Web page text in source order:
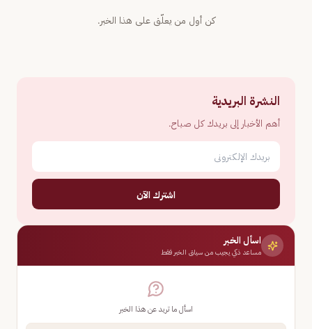
كن أول من يعلّق على هذا الخبر.
النشرة البريدية
أهم الأخبار إلى بريدك كل صباح.
اشترك الآن
اسأل الخبر
مساعد ذكي يجيب من سياق الخبر فقط
اسأل ما تريد عن هذا الخبر